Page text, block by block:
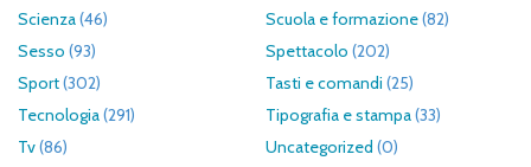
Scienza(46) Scuola e formazione(82)
Sesso (93) Spettacolo (202)
Sport(302) Tasti e comandi (25)
Tecnologia(291) Tipografia e stampa(33)
Tv(86) Uncategorized (0)